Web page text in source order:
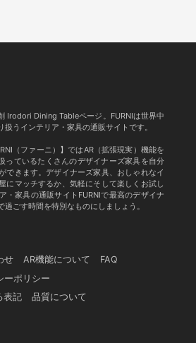
Irodori Dining Tableページ。FURNIは世界中
うインテリア・家具の通販サイトです。
（ファーニ）】ではAR（拡張現実）機能を
っているたくさんのデザイナーズ家具を自分
できます。デザイナーズ家具、おしゃれなイ
にマッチするか、気軽にそして楽しくお試し
・家具の通販サイトFURNIで最高のデザイナ
ごす時間を特別なものにしましょう。
せ AR機能について
FAQ
ーポリシー
表記
品質について